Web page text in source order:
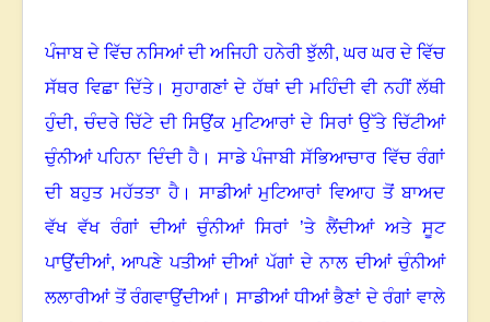
ਪੰਜਾਬ ਦੇ ਵਿੱਚ ਨਸਿਆਂ ਦੀ ਅਜਿਹੀ ਹਨੇਰੀ ਝੁੱਲੀ, ਘਰ ਘਰ ਦੇ ਵਿੱਚ
ਸੱਥਰ ਵਿਛਾ ਦਿੱਤੇ। ਸੁਹਾਗਣਾਂ ਦੇ ਹੱਥਾਂ ਦੀ ਮਹਿੰਦੀ ਵੀ ਨਹੀਂ ਲੱਥੀ
ਹੁੰਦੀ, ਚੰਦਰੇ ਚਿੱਟੇ ਦੀ ਸਿਉਂਕ ਮੁਟਿਆਰਾਂ ਦੇ ਸਿਰਾਂ ਉੱਤੇ ਚਿੱਟੀਆਂ
ਚੁੰਨੀਆਂ ਪਹਿਨਾ ਦਿੰਦੀ ਹੈ। ਸਾਡੇ ਪੰਜਾਬੀ ਸੱਭਿਆਚਾਰ ਵਿੱਚ ਰੰਗਾਂ
ਦੀ ਬਹੁਤ ਮਹੱਤਤਾ ਹੈ। ਸਾਡੀਆਂ ਮੁਟਿਆਰਾਂ ਵਿਆਹ ਤੋਂ ਬਾਅਦ
ਵੱਖ ਵੱਖ ਰੰਗਾਂ ਦੀਆਂ ਚੁੰਨੀਆਂ ਸਿਰਾਂ ’ਤੇ ਲੈਂਦੀਆਂ ਅਤੇ ਸੂਟ
ਪਾਉਂਦੀਆਂ,ਆਪਣੇ ਪਤੀਆਂ ਦੀਆਂ ਪੱਗਾਂ ਦੇ ਨਾਲ ਦੀਆਂ ਚੁੰਨੀਆਂ
ਲਲਾਰੀਆਂ ਤੋਂ ਰੰਗਵਾਉਂਦੀਆਂ। ਸਾਡੀਆਂ ਧੀਆਂ ਭੈਣਾਂ ਦੇ ਰੰਗਾਂ ਵਾਲੇ